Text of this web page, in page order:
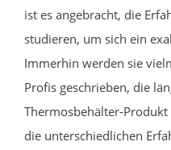
ist es angebracht, die
studieren, um sich ein
Immerhin werden sie
Profis geschrieben, die
Thermosbehälter-
die unterschiedlichen